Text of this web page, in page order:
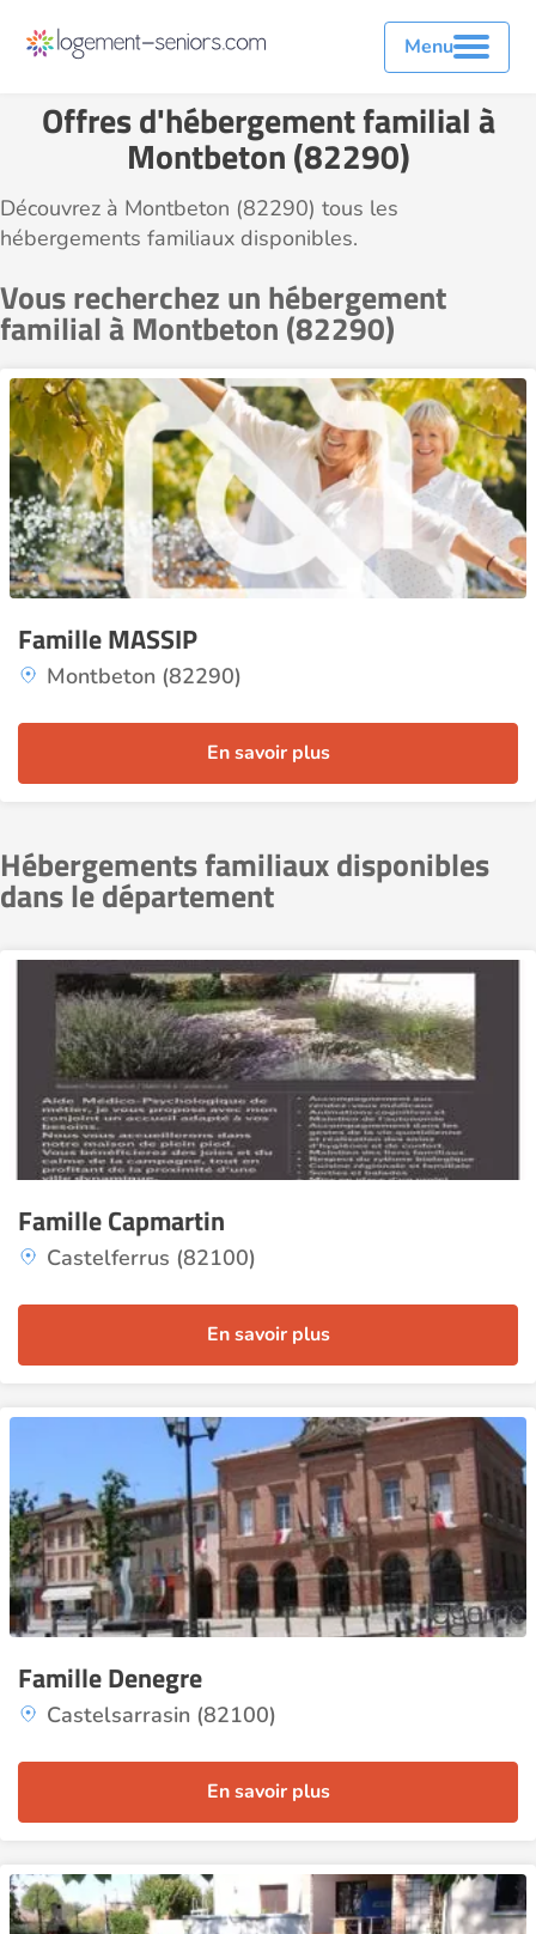
Menu
Offres d'hébergement familial à
Montbeton (82290)
Découvrez à Montbeton (82290) tous les
hébergements familiaux disponibles.
Vous recherchez un hébergement
familial à Montbeton (82290)
Famille MASSIP
Montbeton (82290)
En savoir plus
Hébergements familiaux disponibles
dans le département
Famille Capmartin
Castelferrus (82100)
En savoir plus
Famille Denegre
Castelsarrasin (82100)
En savoir plus